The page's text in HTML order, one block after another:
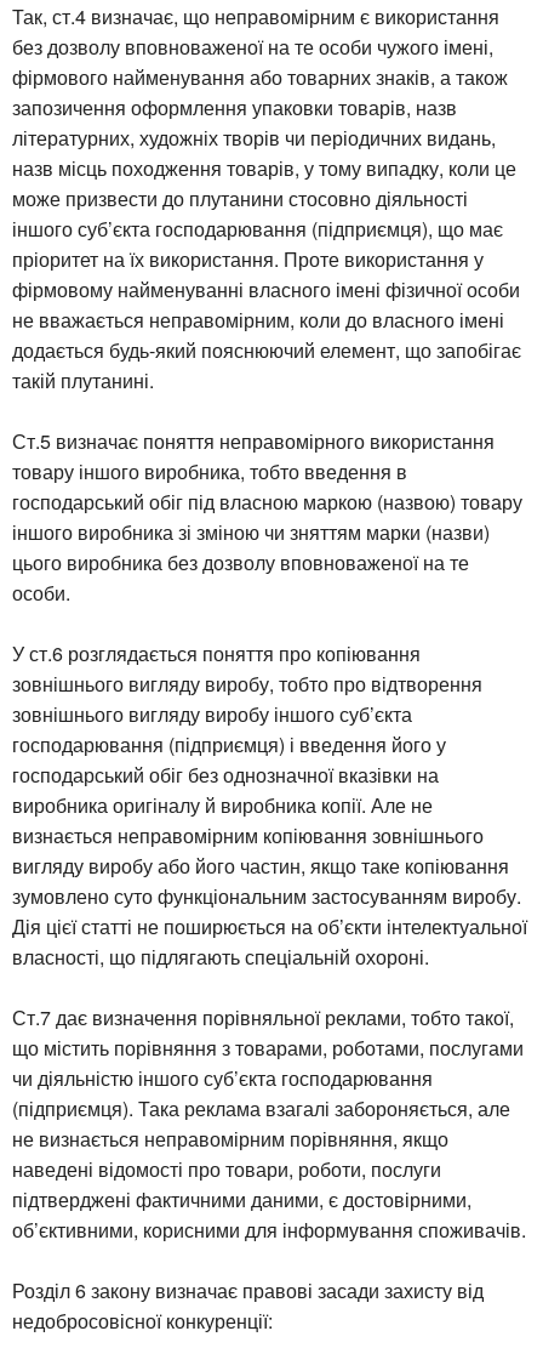
Так, ст.4 визначає, що неправомірним є використання
без дозволу вповноваженої на те особи чужого імені,
фірмового найменування або товарних знаків, а також
запозичення оформлення упаковки товарів, назв
літературних, художніх творів чи періодичних видань,
назв місць походження товарів, у тому випадку, коли це
може призвести до плутанини стосовно діяльності
іншого суб’єкта господарювання (підприємця), що має
пріоритет на їх використання. Проте використання у
фірмовому найменуванні власного імені фізичної особи
не вважається неправомірним, коли до власного імені
додається будь-який пояснюючий елемент, що запобігає
такій плутанині.
Ст.5 визначає поняття неправомірного використання
товару іншого виробника, тобто введення в
господарський обіг під власною маркою (назвою) товару
іншого виробника зі зміною чи зняттям марки (назви)
цього виробника без дозволу вповноваженої на те
особи.
У ст.6 розглядається поняття про копіювання
зовнішнього вигляду виробу, тобто про відтворення
зовнішнього вигляду виробу іншого суб’єкта
господарювання (підприємця) і введення його у
господарський обіг без однозначної вказівки на
виробника оригіналу й виробника копії. Але не
визнається неправомірним копіювання зовнішнього
вигляду виробу або його частин, якщо таке копіювання
зумовлено суто функціональним застосуванням виробу.
Дія цієї статті не поширюється на об’єкти інтелектуальної
власності, що підлягають спеціальній охороні.
Ст.7 дає визначення порівняльної реклами, тобто такої,
що містить порівняння з товарами, роботами, послугами
чи діяльністю іншого суб’єкта господарювання
(підприємця). Така реклама взагалі забороняється, але
не визнається неправомірним порівняння, якщо
наведені відомості про товари, роботи, послуги
підтверджені фактичними даними, є достовірними,
об’єктивними, корисними для інформування споживачів.
Розділ 6 закону визначає правові засади захисту від
недобросовісної конкуренції: